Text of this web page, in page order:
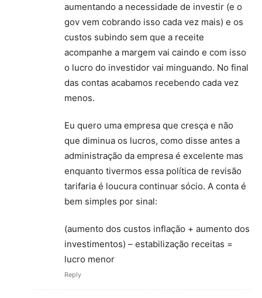
aumentando a necessidade de investir (e o
gov vem cobrando isso cada vez mais) e os
custos subindo sem que a receite
acompanhe a margem vai caindo e com isso
o lucro do investidor vai minguando. No final
das contas acabamos recebendo cada vez
menos.
Eu quero uma empresa que cresça e não
que diminua os lucros, como disse antes a
administração da empresa é excelente mas
enquanto tivermos essa política de revisão
tarifaria é loucura continuar sócio. A conta é
bem simples por sinal:
(aumento dos custos inflação + aumento dos
investimentos) – estabilização receitas =
lucro menor
Reply